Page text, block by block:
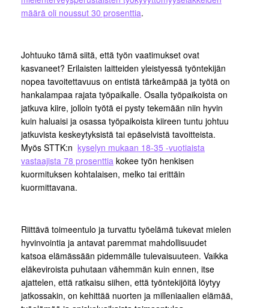
määrä oli noussut 30 prosenttia.
Johtuuko tämä siitä, että työn vaatimukset ovat
kasvaneet? Erilaisten laitteiden yleistyessä työntekijän
nopea tavoitettavuus on entistä tärkeämpää ja työtä on
hankalampaa rajata työpaikalle. Osalla työpaikoista on
jatkuva kiire, jolloin työtä ei pysty tekemään niin hyvin
kuin haluaisi ja osassa työpaikoista kiireen tuntu johtuu
jatkuvista keskeytyksistä tai epäselvistä tavoitteista.
Myös STTK:n kyselyn mukaan 18-35 -vuotiaista
vastaajista 78 prosenttia kokee työn henkisen
kuormituksen kohtalaisen, melko tai erittäin
kuormittavana.
Riittävä toimeentulo ja turvattu työelämä tukevat mielen
hyvinvointia ja antavat paremmat mahdollisuudet
katsoa elämässään pidemmälle tulevaisuuteen. Vaikka
eläkeviroista puhutaan vähemmän kuin ennen, itse
ajattelen, että ratkaisu siihen, että työntekijöitä löytyy
jatkossakin, on kehittää nuorten ja milleniaalien elämää,